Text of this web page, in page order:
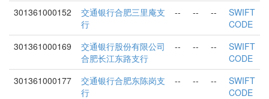
301361000152
交通银行合肥三里庵支
行
-- -- --
SWIFT
CODE
301361000169
交通银行股份有限公司
合肥长江东路支行
-- -- --
SWIFT
CODE
301361000177
交通银行合肥东陈岗支
行
-- -- --
SWIFT
CODE